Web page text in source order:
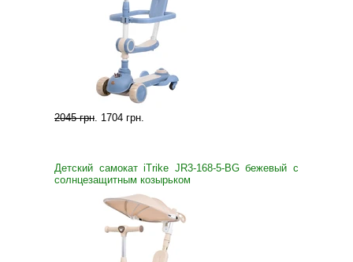
2045 грн. 1704 грн.
Детский самокат iTrike JR3-168-5-BG бежевый с
солнцезащитным козырьком